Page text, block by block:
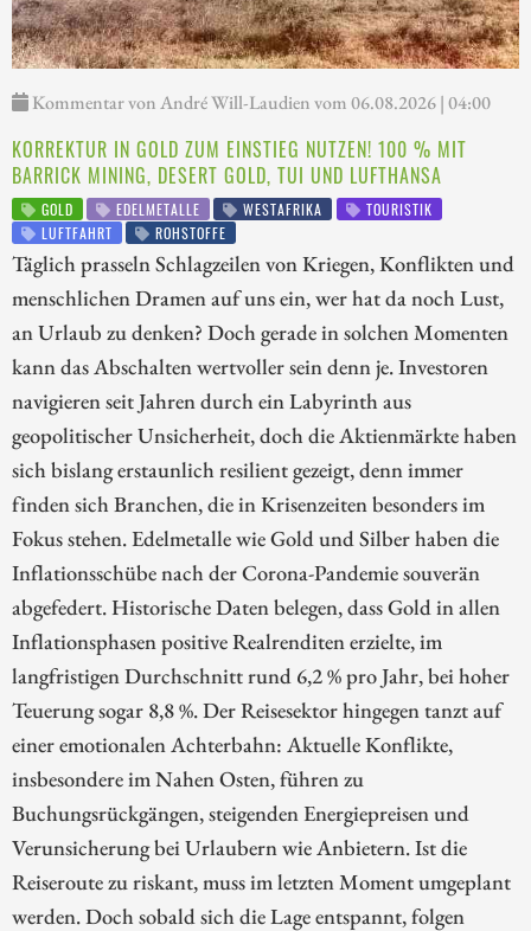
Kommentar von André Will-Laudien vom 06.08.2026 | 04:00
KORREKTUR IN GOLD ZUM EINSTIEG NUTZEN! 100 % MIT
BARRICK MINING, DESERT GOLD, TUI UND LUFTHANSA
GOLD EDELMETALLE WESTAFRIKA
TOURISTIK
LUFTFAHRT
ROHSTOFFE
Täglich prasseln Schlagzeilen von Kriegen, Konflikten und
menschlichen Dramen auf uns ein, wer hat da noch Lust,
an Urlaub zu denken? Doch gerade in solchen Momenten
kann das Abschalten wertvoller sein denn je. Investoren
navigieren seit Jahren durch ein Labyrinth aus
geopolitischer Unsicherheit, doch die Aktienmärkte haben
sich bislang erstaunlich resilient gezeigt, denn immer
finden sich Branchen, die in Krisenzeiten besonders im
Fokus stehen. Edelmetalle wie Gold und Silber haben die
Inflationsschübe nach der Corona-Pandemie souverän
abgefedert. Historische Daten belegen, dass Gold in allen
Inflationsphasen positive Realrenditen erzielte, im
langfristigen Durchschnitt rund 6,2 % pro Jahr, bei hoher
Teuerung sogar 8,8 %. Der Reisesektor hingegen tanzt auf
einer emotionalen Achterbahn: Aktuelle Konflikte,
insbesondere im Nahen Osten, führen zu
Buchungsrückgängen, steigenden Energiepreisen und
Verunsicherung bei Urlaubern wie Anbietern. Ist die
Reiseroute zu riskant, muss im letzten Moment umgeplant
werden. Doch sobald sich die Lage entspannt, folgen